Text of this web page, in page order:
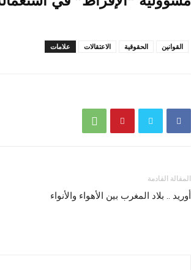
علامات الاعتقالات الحقوقية القوانين
المقالة القادمة
أوريد .. بلاد المغرب بين الأهواء والأنواء